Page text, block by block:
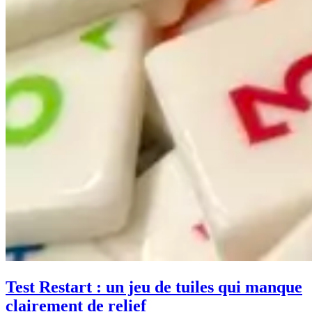
Test Restart : un jeu de tuiles qui manque
clairement de relief